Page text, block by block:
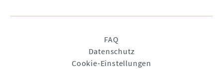
FAQ
Datenschutz
Cookie-Einstellungen